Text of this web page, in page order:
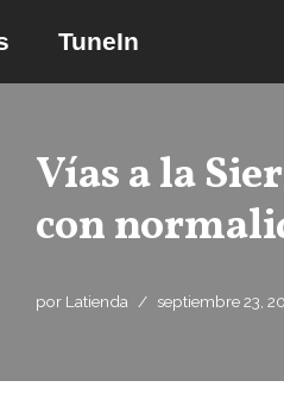
TuneIn
Vías a la
con
por Latienda septiembre 23,